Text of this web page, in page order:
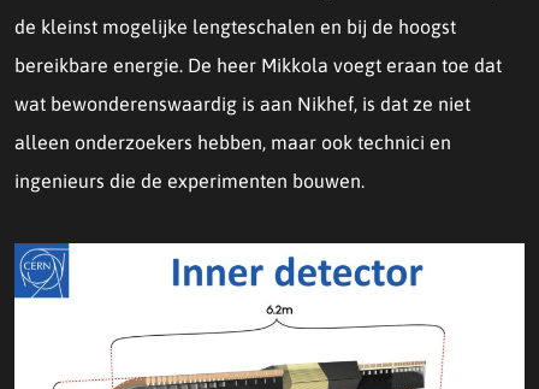
de kleinst mogelijke lengteschalen en bij de hoogst
bereikbare energie. De heer Mikkola voegt eraan toe dat
wat bewonderenswaardig is aan Nikhef, is dat ze niet
alleen onderzoekers hebben, maar ook technici en
ingenieurs die de experimenten bouwen.